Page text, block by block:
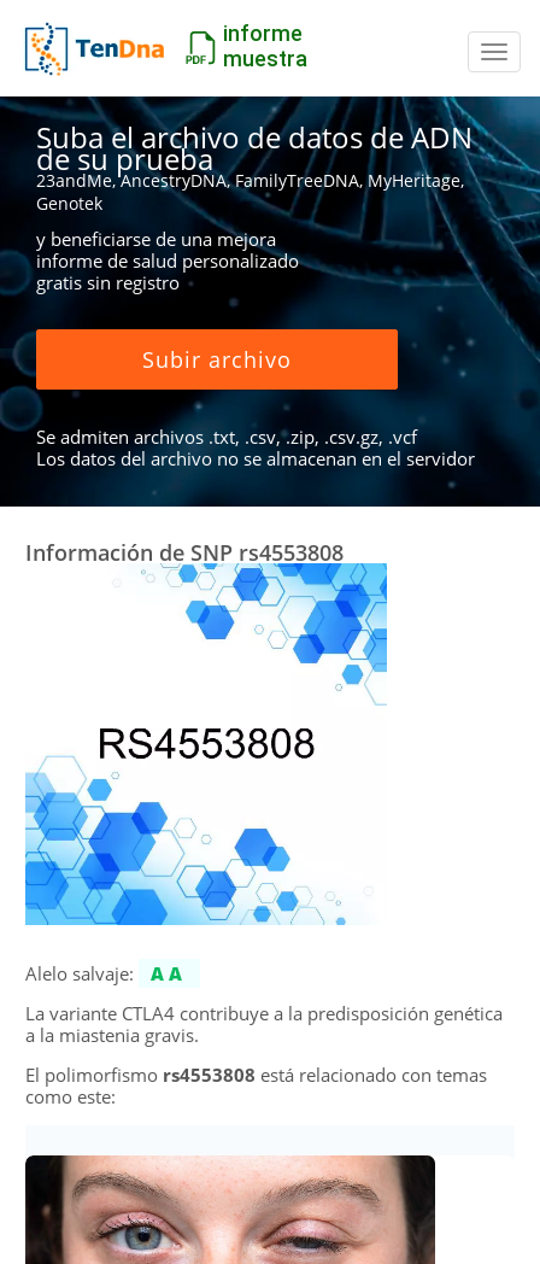
informe
muestra
Suba el archivo de datos de ADN
de su prueba
23andMe, AncestryDNA, FamilyTreeDNA, MyHeritage,
Genotek
y beneficiarse de una mejora
informe de salud personalizado
gratis sin registro
Subir archivo
Se admiten archivos .txt, .csv, .zip, .csv.gz, .vcf
Los datos del archivo no se almacenan en el servidor
Información de SNP rs4553808
Alelo salvaje:
AA
La variante CTLA4 contribuye a la predisposición genética
a la miastenia gravis.
El polimorfismo rs4553808 está relacionado con temas
como este: